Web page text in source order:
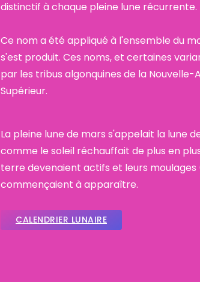
distinctif à chaque pleine lune récurrente.
Ce nom a été appliqué à l'ensemble du
s'est produit. Ces noms, et certaines
par les tribus algonquines de la
Supérieur.
La pleine lune de mars s'appelait la lune
comme le soleil réchauffait de plus en
terre devenaient actifs et leurs
commençaient à apparaître.
CALENDRIER LUNAIRE